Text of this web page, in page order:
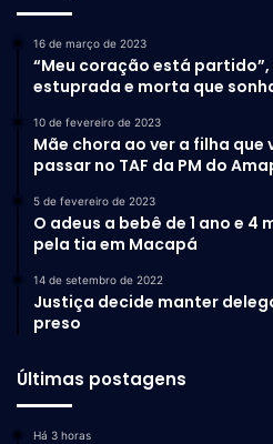
16 de março de 2023
“Meu coração está
estuprada e morta que
10 de fevereiro de 2023
Mãe chora ao ver a filha que
passar no TAF da PM do
5 de fevereiro de 2023
O adeus a bebê de 1 ano e 4
pela tia em Macapá
14 de setembro de 2022
Justiça decide manter
preso
Últimas postagens
Há 3 horas